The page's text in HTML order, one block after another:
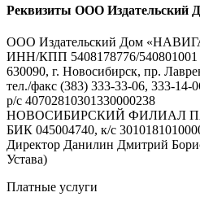
Реквизиты ООО Издательский
ООО Издательский Дом
ИНН/КПП 5408178776/540801001
630090, г. Новосибирск, пр.
тел./факс (383) 333-33-06, 333-14-
р/с 40702810301330000238
НОВОСИБИРСКИЙ ФИЛИАЛ
БИК 045004740, к/с
Директор Данилин Дмитрий
Устава)
Платные услуги